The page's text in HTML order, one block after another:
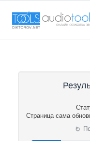
Страница сама
⟳